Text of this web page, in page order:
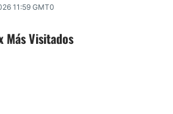
Más Visitados
del banco central de Brasil y unas elecciones
un rango familiar del USD/BRL.
observando a continuación.
11:59 GMT0